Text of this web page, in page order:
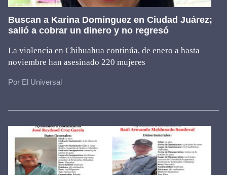
Buscan a Karina Domínguez en Ciudad Juárez;
salió a cobrar un dinero y no regresó
La violencia en Chihuahua continúa, de enero a hasta
noviembre han asesinado 220 mujeres
Por El Universal